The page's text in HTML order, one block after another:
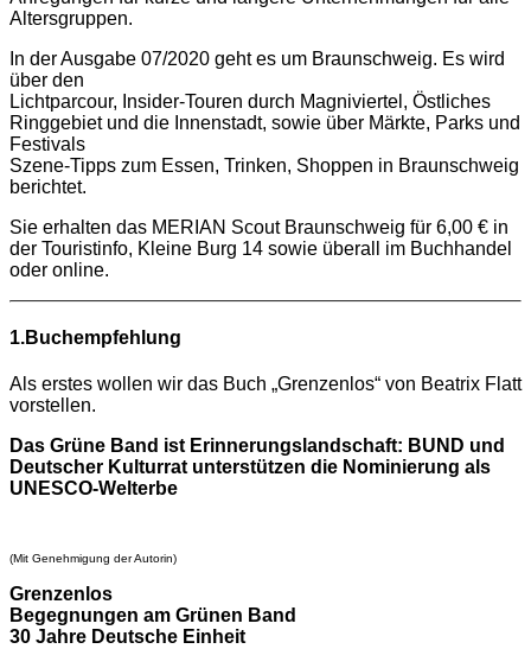
Altersgruppen.
In der Ausgabe 07/2020 geht es um Braunschweig. Es wird
über den
Lichtparcour, Insider-Touren durch Magniviertel, Östliches
Ringgebiet und die Innenstadt, sowie über Märkte, Parks und
Festivals
Szene-Tipps zum Essen, Trinken, Shoppen in Braunschweig
berichtet.
Sie erhalten das MERIAN Scout Braunschweig für 6,00 € in
der Touristinfo, Kleine Burg 14 sowie überall im Buchhandel
oder online.
1.Buchempfehlung
Als erstes wollen wir das Buch „Grenzenlos“ von Beatrix Flatt
vorstellen.
Das Grüne Band ist Erinnerungslandschaft: BUND und
Deutscher Kulturrat unterstützen die Nominierung als
UNESCO-Welterbe
(Mit Genehmigung der Autorin)
Grenzenlos
Begegnungen am Grünen Band
30 Jahre Deutsche Einheit